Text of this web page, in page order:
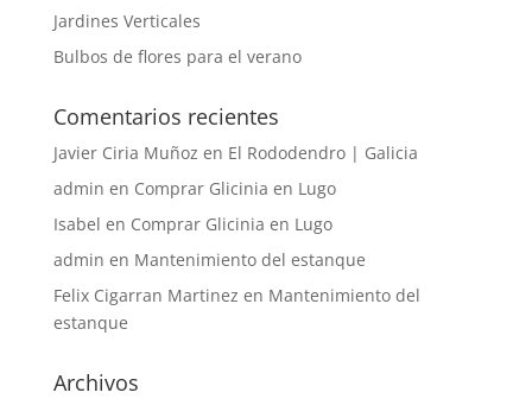
Jardines Verticales
Bulbos de flores para el verano
Comentarios recientes
Javier Ciria Muñoz en El Rododendro | Galicia
admin en Comprar Glicinia en Lugo
Isabel en Comprar Glicinia en Lugo
admin en Mantenimiento del estanque
Felix Cigarran Martinez en Mantenimiento del
estanque
Archivos